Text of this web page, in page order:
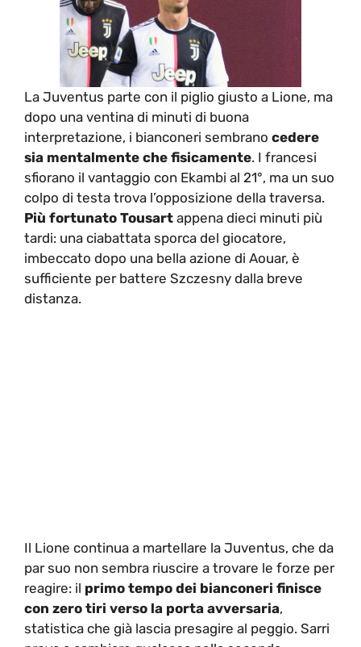
La Juventus parte con il piglio giusto a Lione, ma
dopo una ventina di minuti di buona
interpretazione, i bianconeri sembrano cedere
sia mentalmente che fisicamente. I francesi
sfiorano il vantaggio con Ekambi al 21°, ma un suo
colpo di testa trova l’opposizione della traversa.
Più fortunato Tousart appena dieci minuti più
tardi: una ciabattata sporca del giocatore,
imbeccato dopo una bella azione di Aouar, è
sufficiente per battere Szczesny dalla breve
distanza.
Il Lione continua a martellare la Juventus, che da
par suo non sembra riuscire a trovare le forze per
reagire: il primo tempo dei bianconeri finisce
con zero tiri verso la porta avversaria,
statistica che già lascia presagire al peggio. Sarri